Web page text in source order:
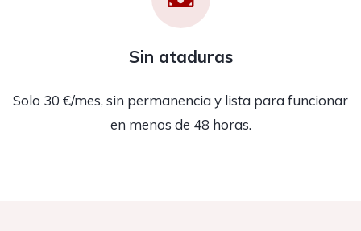
Sin ataduras
Solo 30 €/mes, sin permanencia y lista para funcionar
en menos de 48 horas.